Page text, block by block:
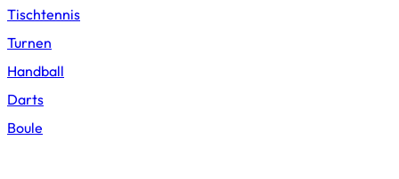
Tischtennis
Turnen
Handball
Darts
Boule